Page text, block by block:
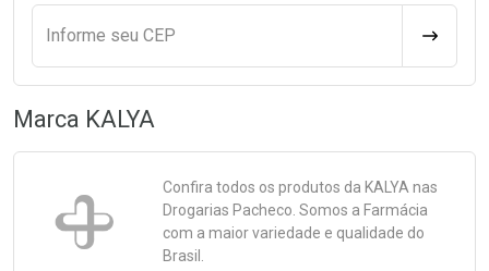
Informe seu CEP
Marca KALYA
Confira todos os produtos da KALYA nas
Drogarias Pacheco. Somos a Farmácia
com a maior variedade e qualidade do
Brasil.